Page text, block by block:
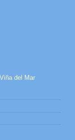
del Mar